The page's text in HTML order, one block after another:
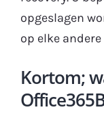
opgeslagen
op elke
Kortom;